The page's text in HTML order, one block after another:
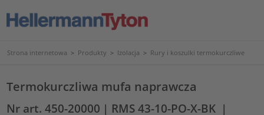
Strona internetowa > Produkty > Izolacja > Rury i koszulki termokurczliwe
Termokurczliwa mufa naprawcza
Nr art. 450-20000 | RMS 43-10-PO-X-BK |